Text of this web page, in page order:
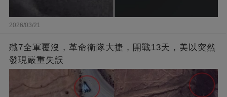
2026/03/21
殲7全軍覆沒，革命衛隊大捷，開戰13天，美以突然
發現嚴重失誤